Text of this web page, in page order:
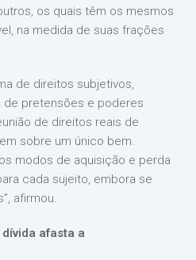
os quais têm os mesmos
na medida de suas frações
de direitos subjetivos,
pretensões e poderes
de direitos reais de
sobre um único bem.
modos de aquisição e perda
cada sujeito, embora se
afirmou.
afasta a